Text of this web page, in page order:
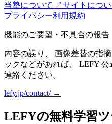
当塾について ↗サイトにつ
プライバシー利用規約
機能のご要望・不具合の報告
内容の誤り、 画像差替の指
ックなどがあれば、 LEFY
連絡ください。
lefy.jp/contact/ →
LEFYの無料学習